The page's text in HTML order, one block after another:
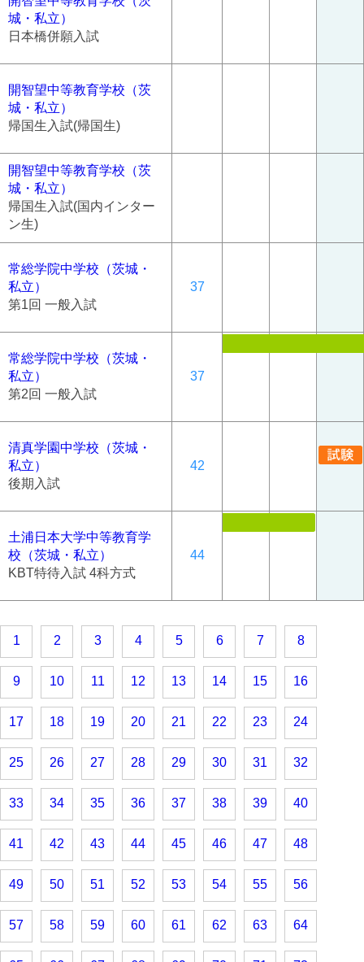
城・私立）
日本橋併願入試
開智望中等教育学校（茨
城・私立）
帰国生入試(帰国生)
開智望中等教育学校（茨
城・私立）
帰国生入試(国内インター
ン生)
常総学院中学校（茨城・
私立）
第1回 一般入試
37
常総学院中学校（茨城・
私立）
第2回 一般入試
37
清真学園中学校（茨城・
私立）
後期入試
42
土浦日本大学中等教育学
校（茨城・私立）
KBT特待入試 4科方式
44
1 2 3 4 5 6 7 8
9 10 11 12 13 14 15 16
17 18 19 20 21 22 23 24
25 26 27 28 29 30 31 32
33 34 35 36 37 38 39 40
41 42 43 44 45 46 47 48
49 50 51 52 53 54 55 56
57 58 59 60 61 62 63 64